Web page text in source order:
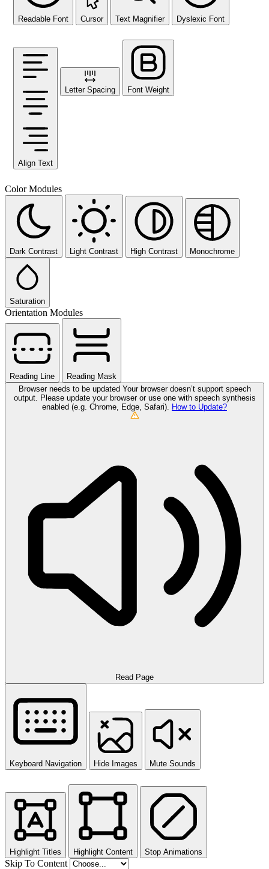
Readable Font Cursor Text Magnifier Dyslexic Font
Align Text
Letter Spacing Font Weight
Color Modules
Dark Contrast Light Contrast High Contrast Monochrome
Saturation
Orientation Modules
Reading Line
Reading Mask
Browser needs to be updated Your browser doesn’t support speech
output. Please update your browser or use one with speech synthesis
enabled (e.g. Chrome, Edge, Safari).
How to Update?
Read Page
Keyboard Navigation Hide Images Mute Sounds
Highlight Titles Highlight Content Stop Animations
Skip To Content